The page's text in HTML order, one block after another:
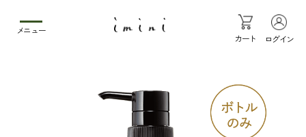
メニュー
カート ログイン